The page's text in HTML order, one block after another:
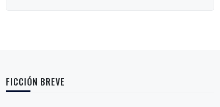
FICCIÓN BREVE